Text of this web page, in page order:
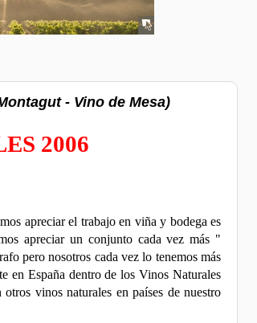
- Vino de Mesa)
2006
apreciar el trabajo en viña y bodega es
apreciar un conjunto cada vez más "
pero nosotros cada vez lo tenemos más
en España dentro de los Vinos Naturales
vinos naturales en países de nuestro